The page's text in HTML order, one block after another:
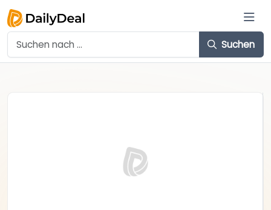
Suchen